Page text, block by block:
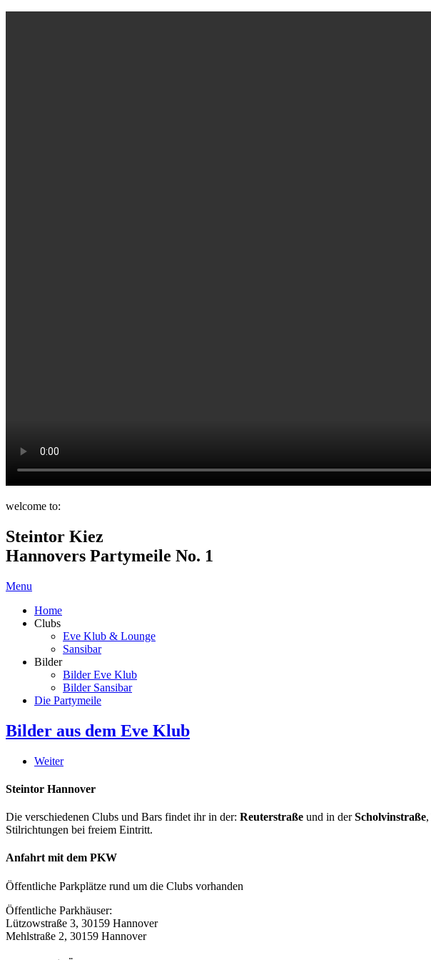
welcome to:
Steintor Kiez
Hannovers Partymeile No. 1
Menu
Home
Clubs
Eve Klub & Lounge
Sansibar
Bilder
Bilder Eve Klub
Bilder Sansibar
Die Partymeile
Bilder aus dem Eve Klub
Weiter
Steintor Hannover
Die verschiedenen Clubs und Bars findet ihr in der: Reuterstraße und in derScholvinstraße,
Stilrichtungen bei freiem Eintritt.
Anfahrt mit dem PKW
Öffentliche Parkplätze rund um die Clubs vorhanden
Öffentliche Parkhäuser:
Lützowstraße 3, 30159 Hannover
Mehlstraße 2, 30159 Hannover